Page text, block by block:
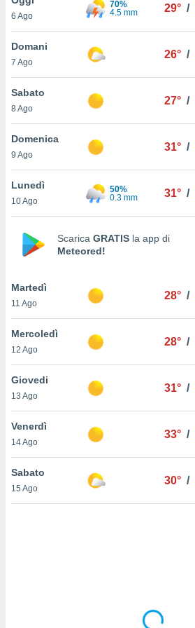
è
al sito
di
ci
di
il
un
la
nella
cookie
il tuo
in
a piè
del
6 Ago
70%
4.5 mm
29° /
Domani
7 Ago
26° /
Sabato
8 Ago
27° /
Domenica
9 Ago
31° /
Lunedì
10 Ago
50%
0.3 mm
31° /
Scarica GRATIS la app di
Meteored!
Martedì
11 Ago
28° /
Mercoledì
12 Ago
28° /
Giovedi
13 Ago
31° /
Venerdì
14 Ago
33° /
Sabato
15 Ago
30° /